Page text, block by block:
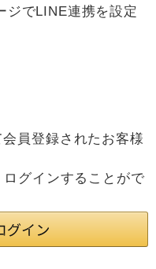
ジでLINE連携を設定
員登録されたお客様
グインすることがで